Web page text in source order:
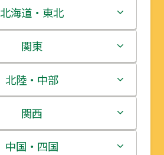
北海道・東北
北海道
青森県
岩手県
宮城県
関東
茨城県
栃木県
群馬県
北陸・中部
新潟県
富山県
関西
三重県
中国・四国